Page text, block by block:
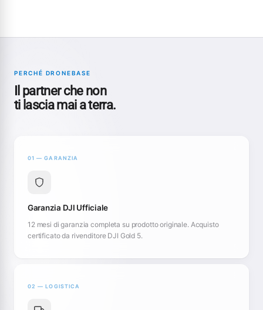
PERCHÉ DRONEBASE
Il partner che non
ti lascia mai a terra.
01 — GARANZIA
Garanzia DJI Ufficiale
12 mesi di garanzia completa su prodotto originale. Acquisto
certificato da rivenditore DJI Gold 5.
02 — LOGISTICA